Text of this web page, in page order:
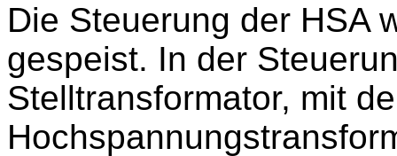
Die Steuerung der HSA
gespeist. In der
Stelltransformator, mit